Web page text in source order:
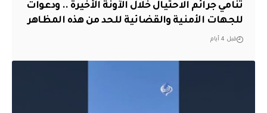
تنامي جرائم الاحتيال خلال الآونة الأخيرة .. ودعوات
للجهات الأمنية والقضائية للحد من هذه المظاهر
قبل 4 أيام